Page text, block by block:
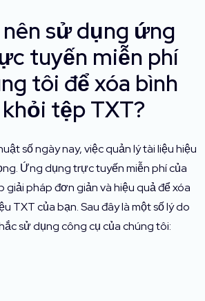
sử dụng ứng
tuyến miễn phí
tôi để xóa bình
tệp TXT?
số ngày nay, việc quản lý tài liệu hiệu
Ứng dụng trực tuyến miễn phí của
giải pháp đơn giản và hiệu quả để xóa
TXT của bạn. Sau đây là một số lý do
sử dụng công cụ của chúng tôi: